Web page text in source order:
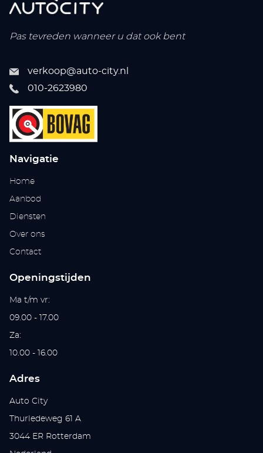
Pas tevreden wanneer u dat ook bent
verkoop@auto-city.nl
010-2623980
Navigatie
Home
Aanbod
Diensten
Over ons
Contact
Openingstijden
Ma t/m vr:
09.00 - 17.00
Za:
10.00 - 16.00
Adres
Auto City
Thurledeweg 61 A
3044 ER Rotterdam